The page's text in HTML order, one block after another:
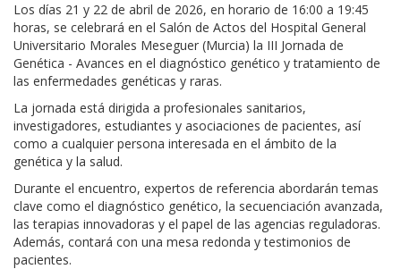
Los días 21 y 22 de abril de 2026, en horario de 16:00 a 19:45
horas, se celebrará en el Salón de Actos del Hospital General
Universitario Morales Meseguer (Murcia) la III Jornada de
Genética - Avances en el diagnóstico genético y tratamiento de
las enfermedades genéticas y raras.
La jornada está dirigida a profesionales sanitarios,
investigadores, estudiantes y asociaciones de pacientes, así
como a cualquier persona interesada en el ámbito de la
genética y la salud.
Durante el encuentro, expertos de referencia abordarán temas
clave como el diagnóstico genético, la secuenciación avanzada,
las terapias innovadoras y el papel de las agencias reguladoras.
Además, contará con una mesa redonda y testimonios de
pacientes.